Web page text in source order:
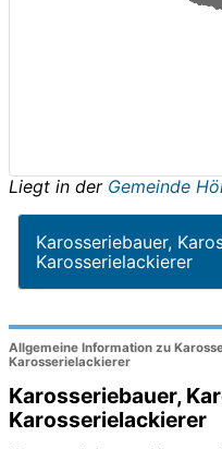
Liegt in der Gemeinde
Karosseriebauer,
Karosserielackierer
Allgemeine Information zu
Karosserielackierer
Karosseriebauer,
Karosserielackierer